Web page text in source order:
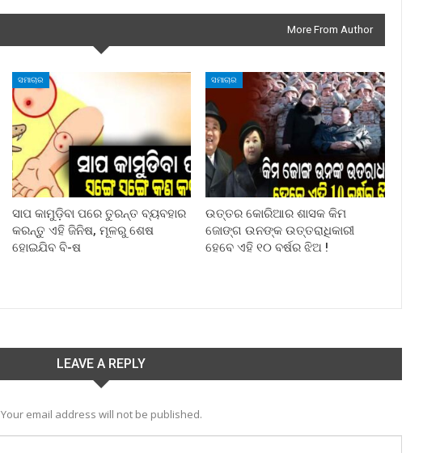
More From Author
ସମାଚାର
ସାପ କାମୁଡ଼ିବା ପରେ ତୁରନ୍ତ ବ୍ୟବହାର
କରନ୍ତୁ ଏହି ଜିନିଷ, ମୂଳରୁ ଶେଷ
ହୋଇଯିବ ବି-ଷ
ସମାଚାର
ଉତ୍ତର କୋରିଆର ଶାସକ କିମ
ଜୋଙ୍ଗ ଉନଙ୍କ ଉତ୍ତରାଧିକାରୀ
ହେବେ ଏହି ୧୦ ବର୍ଷର ଝିଅ !
LEAVE A REPLY
Your email address will not be published.